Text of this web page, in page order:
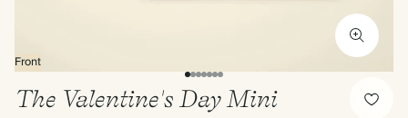
Front
The Valentine's Day Mini